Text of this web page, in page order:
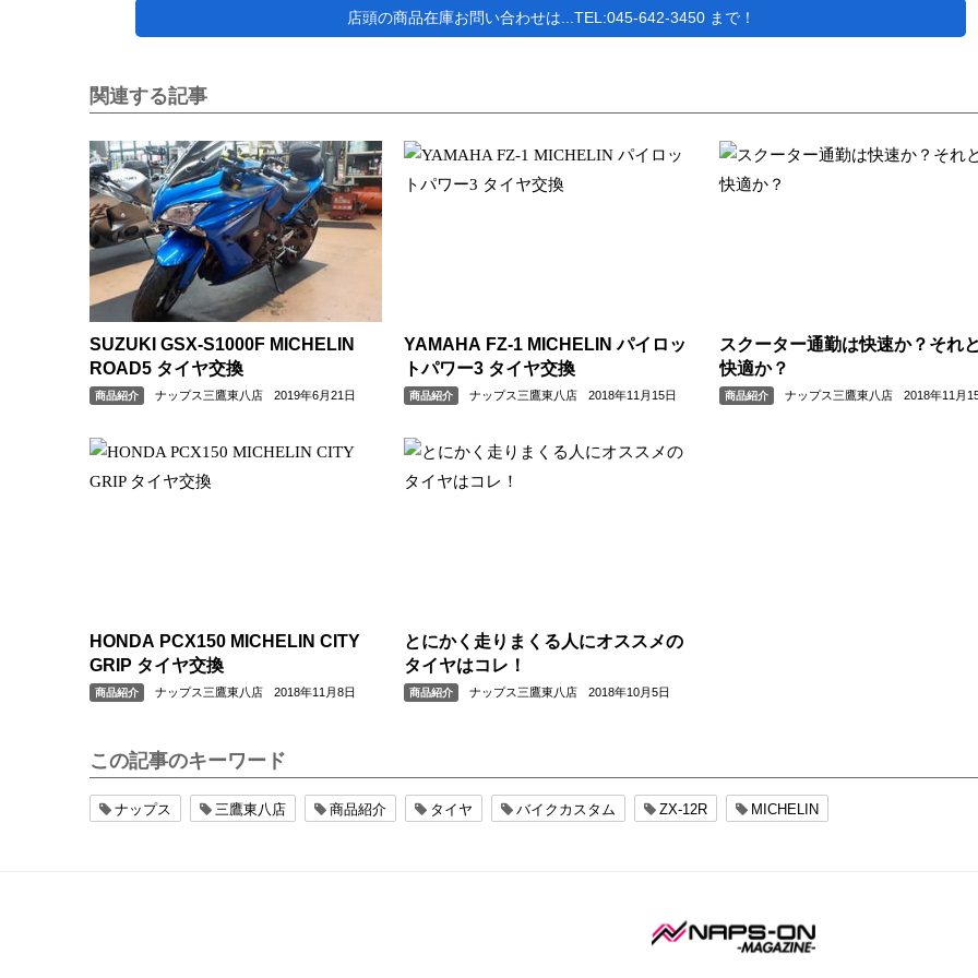
店頭の商品在庫お問い合わせは...TEL:045-642-3450 まで！
関連する記事
SUZUKI GSX-S1000F MICHELIN
ROAD5 タイヤ交換
商品紹介 ナップス三鷹東八店 2019年6月21日
YAMAHA FZ-1 MICHELIN パイロッ
トパワー3 タイヤ交換
商品紹介 ナップス三鷹東八店 2018年11月15日
スクーター通勤は快速か？それ
快適か？
商品紹介 ナップス三鷹東八店 2018年11月
HONDA PCX150 MICHELIN CITY
GRIP タイヤ交換
商品紹介 ナップス三鷹東八店 2018年11月8日
とにかく走りまくる人にオススメの
タイヤはコレ！
商品紹介 ナップス三鷹東八店 2018年10月5日
この記事のキーワード
ナップス 三鷹東八店 商品紹介 タイヤ バイクカスタム ZX-12R MICHELIN